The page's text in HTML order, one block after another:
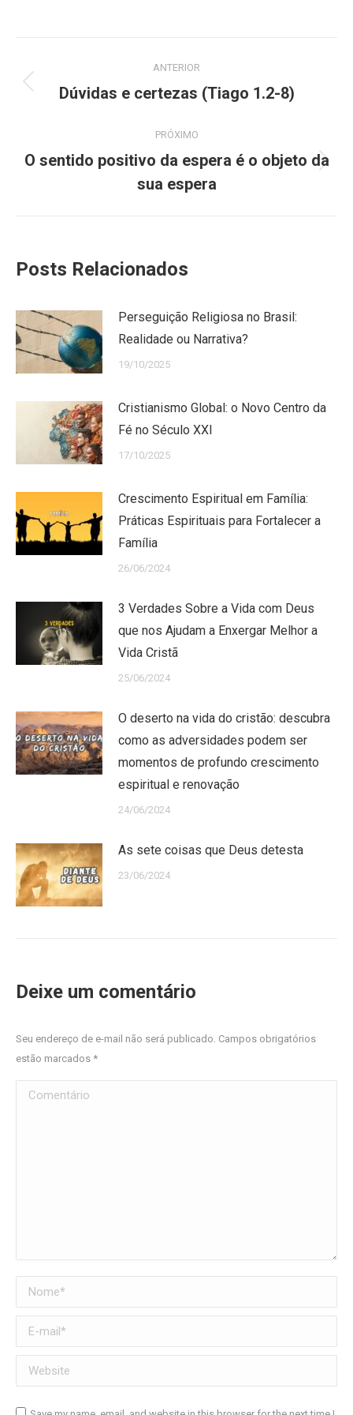
de
ANTERIOR
Post
Dúvidas e certezas (Tiago 1.2-8)
PRÓXIMO
Próximo
post:
O sentido positivo da espera é o objeto da
sua espera
Posts Relacionados
Perseguição Religiosa no Brasil:
Realidade ou Narrativa?
19/10/2025
Cristianismo Global: o Novo Centro da
Fé no Século XXI
17/10/2025
Crescimento Espiritual em Família:
Práticas Espirituais para Fortalecer a
Família
26/06/2024
3 Verdades Sobre a Vida com Deus
que nos Ajudam a Enxergar Melhor a
Vida Cristã
25/06/2024
O deserto na vida do cristão: descubra
como as adversidades podem ser
momentos de profundo crescimento
espiritual e renovação
24/06/2024
As sete coisas que Deus detesta
23/06/2024
Deixe um comentário
Seu endereço de e-mail não será publicado. Campos obrigatórios
estão marcados *
Comentário
Nome *
E-mail *
Website